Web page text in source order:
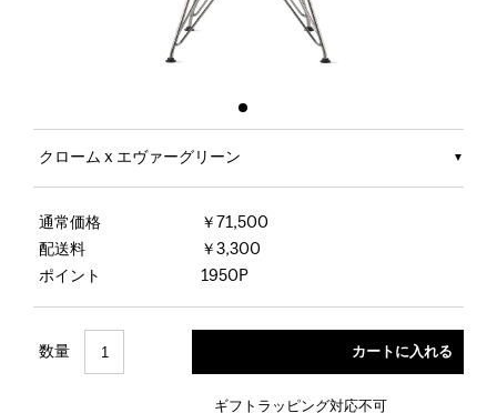
クローム x エヴァーグリーン
通常価格
￥71,500
配送料
￥3,300
ポイント
1950P
数量
ギフトラッピング対応不可